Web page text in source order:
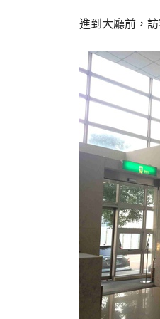
進到大廳前，